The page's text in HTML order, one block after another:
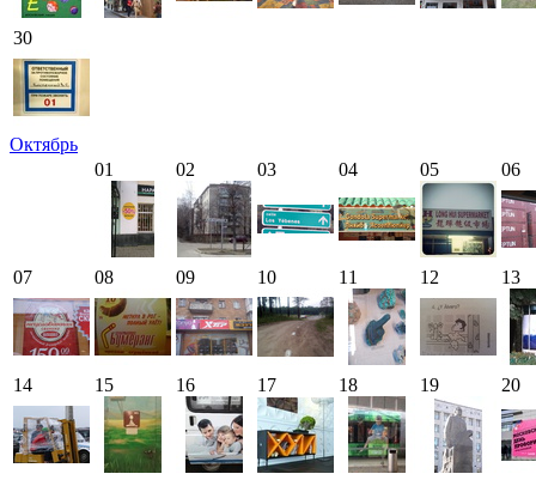
30
Октябрь
01
02 03 04 05 06
07 08 09 10 11 12 13
14 15 16 17 18 19 20